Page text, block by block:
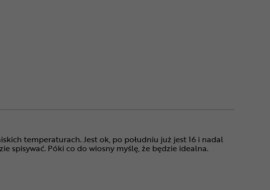
temperaturach. Jest ok, po południu już jest 16 i nadal
spisywać. Póki co do wiosny myślę, że będzie idealna.